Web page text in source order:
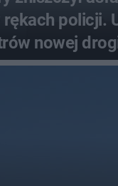
rękach policji.
nowej